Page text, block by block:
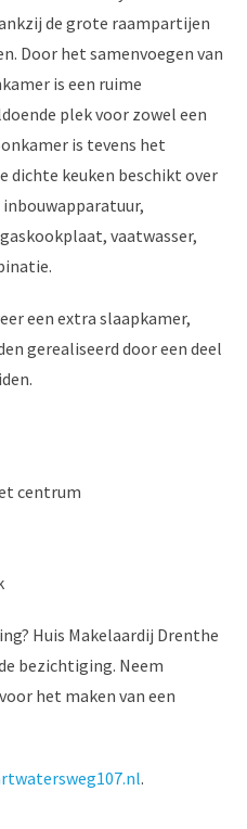
de grote raampartijen
Door het samenvoegen van
is een ruime
plek voor zowel een
is tevens het
dichte keuken beschikt over
vaatwasser,
een extra slaapkamer,
gerealiseerd door een deel
centrum
Huis Makelaardij Drenthe
bezichtiging. Neem
het maken van een
.